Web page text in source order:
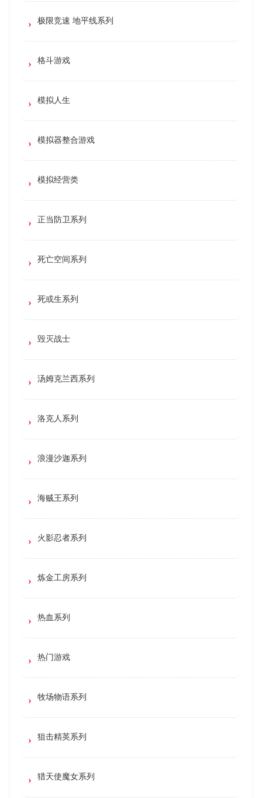
极限竞速 地平线系列
格斗游戏
模拟人生
模拟器整合游戏
模拟经营类
正当防卫系列
死亡空间系列
死或生系列
毁灭战士
汤姆克兰西系列
洛克人系列
浪漫沙迦系列
海贼王系列
火影忍者系列
炼金工房系列
热血系列
热门游戏
牧场物语系列
狙击精英系列
猎天使魔女系列